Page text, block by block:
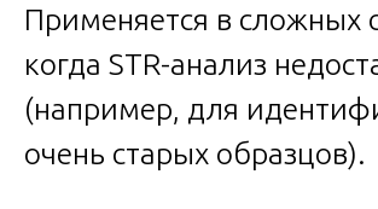
Применяется в сложных
когда STR-анализ
(например, для
очень старых образцов).